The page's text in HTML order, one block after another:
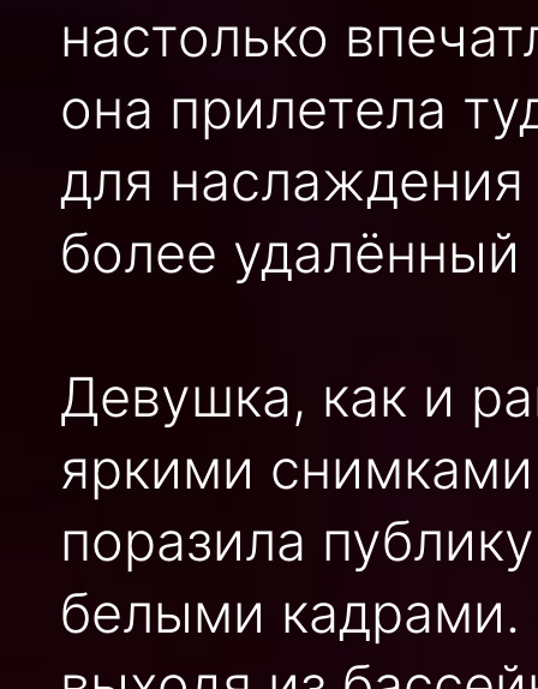
настолько
она прилетела
для наслаждения
более удалённый
Девушка, как и
яркими
поразила
белыми кадрами.